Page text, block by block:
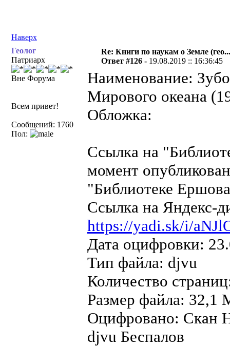
Наверх
Геолог
Патриарх
Вне Форума
Всем привет!
Сообщений: 1760
Пол:
Re: Книги по наукам о Земле
Ответ #126 - 19.08.2019 :: 16:36:45
Наименование:
Мирового океана
Обложка:
Ссылка на
момент
"Библиотеке
Ссылка на Яндекс-
https://yadi.sk/i/
Дата оцифровки:
Тип файла: djvu
Количество
Размер файла: 32,1
Оцифровано: Скан
djvu Беспалов